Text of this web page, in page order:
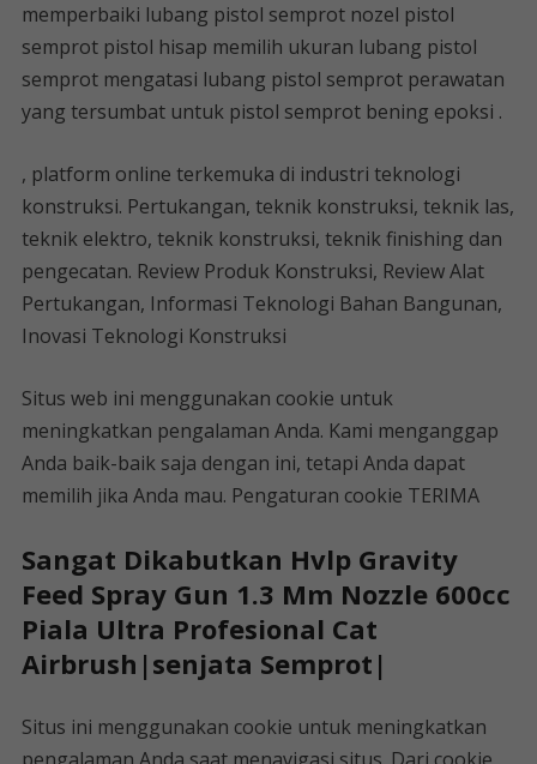
memperbaiki lubang pistol semprot nozel pistol
semprot pistol hisap memilih ukuran lubang pistol
semprot mengatasi lubang pistol semprot perawatan
yang tersumbat untuk pistol semprot bening epoksi .
, platform online terkemuka di industri teknologi
konstruksi. Pertukangan, teknik konstruksi, teknik las,
teknik elektro, teknik konstruksi, teknik finishing dan
pengecatan. Review Produk Konstruksi, Review Alat
Pertukangan, Informasi Teknologi Bahan Bangunan,
Inovasi Teknologi Konstruksi
Situs web ini menggunakan cookie untuk
meningkatkan pengalaman Anda. Kami menganggap
Anda baik-baik saja dengan ini, tetapi Anda dapat
memilih jika Anda mau. Pengaturan cookie TERIMA
Sangat Dikabutkan Hvlp Gravity
Feed Spray Gun 1.3 Mm Nozzle 600cc
Piala Ultra Profesional Cat
Airbrush|senjata Semprot|
Situs ini menggunakan cookie untuk meningkatkan